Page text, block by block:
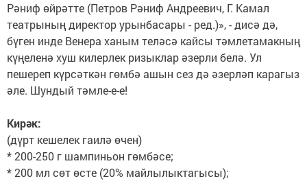
Рәниф өйрәтте (Петров Рәниф Андреевич, Г. Камал
театрының директор урынбасары - ред.)», - дисә дә,
бүген инде Венера ханым теләсә кайсы тәмлетамакның
күңеленә хуш килерлек ризыклар әзерли белә. Ул
пешереп күрсәткән гөмбә ашын сез дә әзерләп карагыз
әле. Шундый тәмле-е-е!
Кирәк:
(дүрт кешелек гаилә өчен)
* 200-250 г шампиньон гөмбәсе;
* 200 мл сөт өсте (20% майлылыктагысы);